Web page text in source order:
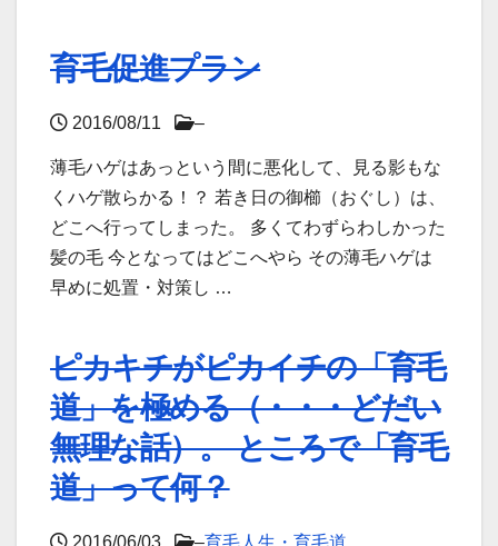
育毛促進プラン
2016/08/11 –
薄毛ハゲはあっという間に悪化して、見る影もな
くハゲ散らかる！？ 若き日の御櫛（おぐし）は、
どこへ行ってしまった。 多くてわずらわしかった
髪の毛 今となってはどこへやら その薄毛ハゲは
早めに処置・対策し …
ピカキチがピカイチの「育毛
道」を極める（・・・どだい
無理な話）。 ところで「育毛
道」って何？
2016/06/03 –育毛人生・育毛道